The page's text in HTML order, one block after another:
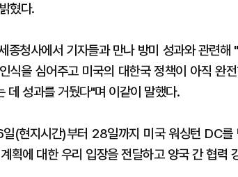
혔다.
종청사에서 기자들과 만나 방미 성과와 관련
식을 심어주고 미국의 대한국 정책이 아직 완
데 성과를 거뒀다"며 이같이 말했다.
(현지시간)부터 28일까지 미국 워싱턴 DC를
획에 대한 우리 입장을 전달하고 양국 간 협력